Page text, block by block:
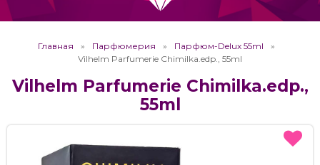
Главная Парфюмерия
Парфюм-Delux 55ml
Vilhelm Parfumerie Chimilka.edp., 55ml
Vilhelm Parfumerie Chimilka.edp.,
55ml